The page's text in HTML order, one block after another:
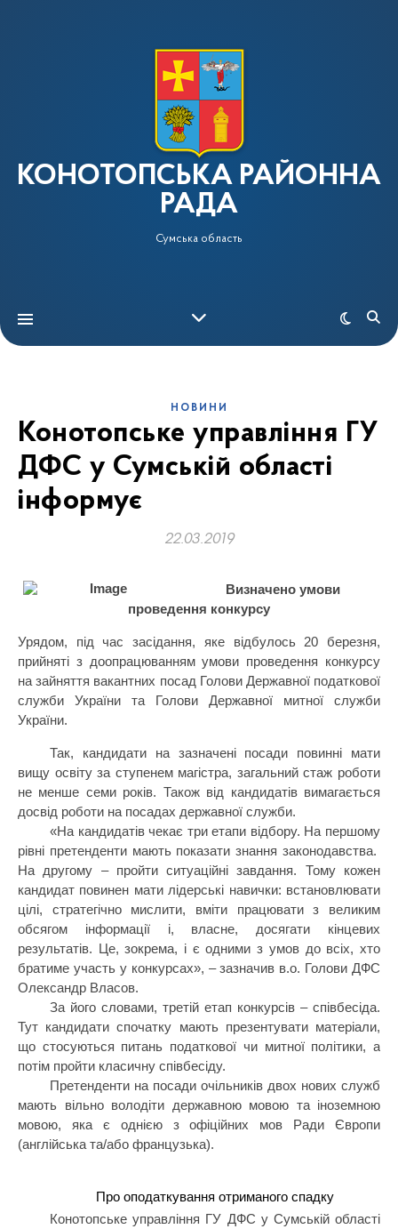
КОНОТОПСЬКА РАЙОННА
РАДА
Сумська область
НОВИНИ
Конотопське управління ГУ
ДФС у Сумській області
інформує
22.03.2019
Визначено умови
проведення конкурсу
Урядом, під час засідання, яке відбулось 20 березня,
прийняті з доопрацюванням умови проведення конкурсу
на зайняття вакантних посад Голови Державної податкової
служби України та Голови Державної митної служби
України.
Так, кандидати на зазначені посади повинні мати
вищу освіту за ступенем магістра, загальний стаж роботи
не менше семи років. Також від кандидатів вимагається
досвід роботи на посадах державної служби.
«На кандидатів чекає три етапи відбору. На першому
рівні претенденти мають показати знання законодавства.
На другому – пройти ситуаційні завдання. Тому кожен
кандидат повинен мати лідерські навички: встановлювати
цілі, стратегічно мислити, вміти працювати з великим
обсягом інформації і, власне, досягати кінцевих
результатів. Це, зокрема, і є одними з умов до всіх, хто
братиме участь у конкурсах», – зазначив в.о. Голови ДФС
Олександр Власов.
За його словами, третій етап конкурсів – співбесіда.
Тут кандидати спочатку мають презентувати матеріали,
що стосуються питань податкової чи митної політики, а
потім пройти класичну співбесіду.
Претенденти на посади очільників двох нових служб
мають вільно володіти державною мовою та іноземною
мовою, яка є однією з офіційних мов Ради Європи
(англійська та/або французька).
Про оподаткування отриманого спадку
Конотопське управління ГУ ДФС у Сумській області